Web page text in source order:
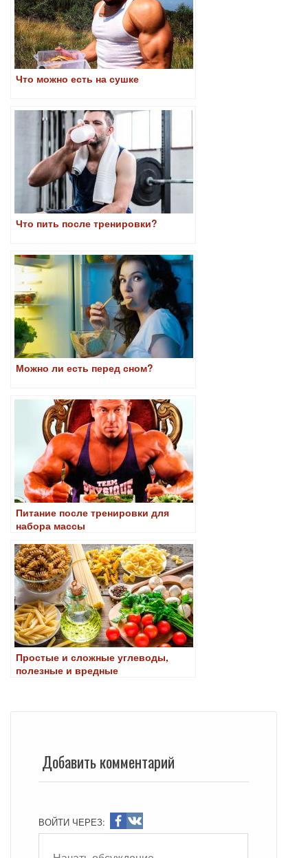
Что можно есть на сушке
Что пить после тренировки?
Можно ли есть перед сном?
Питание после тренировки для
набора массы
Простые и сложные углеводы,
полезные и вредные
Добавить комментарий
ВОЙТИ ЧЕРЕЗ: